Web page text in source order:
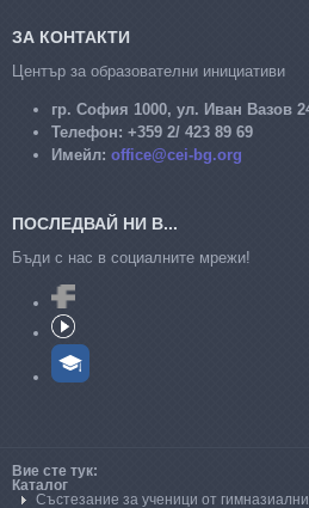
ЗА КОНТАКТИ
Център за образователни инициативи
гр. София 1000, ул. Иван Вазов
Телефон: +359 2/ 423 89 69
Имейл: office@cei-bg.org
ПОСЛЕДВАЙ НИ В...
Бъди с нас в социалните мрежи!
Вие сте тук:
Каталог
Състезание за ученици от